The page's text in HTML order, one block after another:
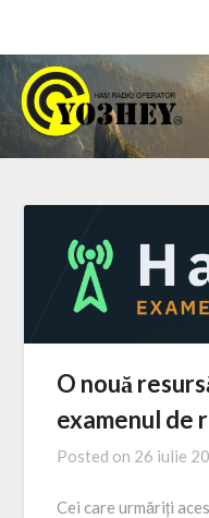
content
O nouă
examenul de
Posted on 26 iulie
Cei care urmăriți